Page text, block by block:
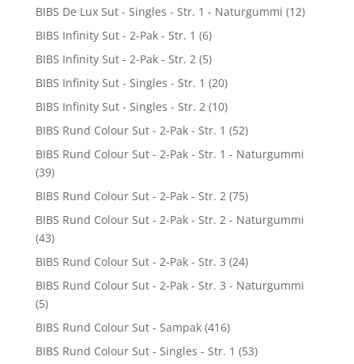
BIBS De Lux Sut - Singles - Str. 1 - Naturgummi (12)
BIBS Infinity Sut - 2-Pak - Str. 1 (6)
BIBS Infinity Sut - 2-Pak - Str. 2 (5)
BIBS Infinity Sut - Singles - Str. 1 (20)
BIBS Infinity Sut - Singles - Str. 2 (10)
BIBS Rund Colour Sut - 2-Pak - Str. 1 (52)
BIBS Rund Colour Sut - 2-Pak - Str. 1 - Naturgummi
(39)
BIBS Rund Colour Sut - 2-Pak - Str. 2 (75)
BIBS Rund Colour Sut - 2-Pak - Str. 2 - Naturgummi
(43)
BIBS Rund Colour Sut - 2-Pak - Str. 3 (24)
BIBS Rund Colour Sut - 2-Pak - Str. 3 - Naturgummi
(5)
BIBS Rund Colour Sut - Sampak (416)
BIBS Rund Colour Sut - Singles - Str. 1 (53)